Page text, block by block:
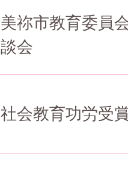
美祢市教育委員
談会
社会教育功労受